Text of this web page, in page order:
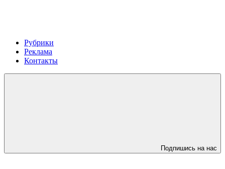
Рубрики
Реклама
Контакты
Подпишись на нас